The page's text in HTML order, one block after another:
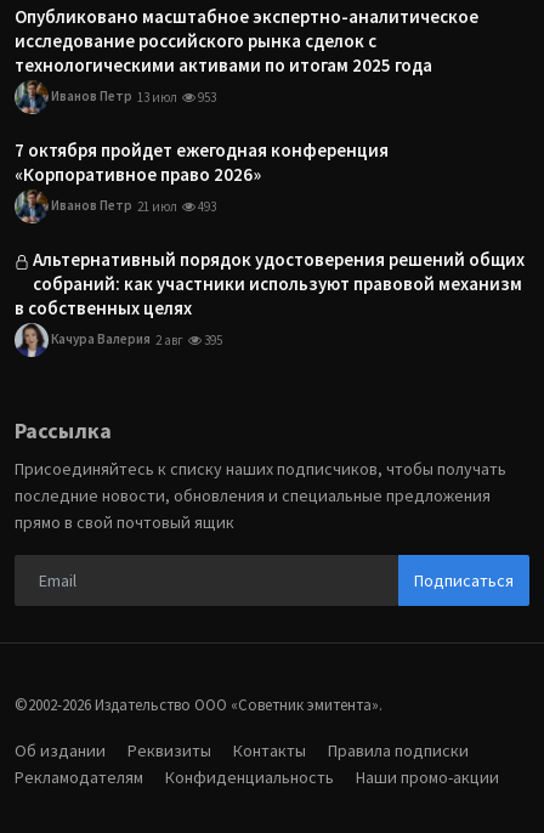
Опубликовано масштабное экспертно-аналитическое
исследование российского рынка сделок с
технологическими активами по итогам 2025 года
Иванов Петр 13 июл 953
7 октября пройдет ежегодная конференция
«Корпоративное право 2026»
Иванов Петр 21 июл 493
Альтернативный порядок удостоверения решений общих
собраний: как участники используют правовой механизм
в собственных целях
Качура Валерия 2 авг 395
Рассылка
Присоединяйтесь к списку наших подписчиков, чтобы получать
последние новости, обновления и специальные предложения
прямо в свой почтовый ящик
Подписаться
©2002-2026 Издательство ООО «‎Советник эмитента».
Об издании Реквизиты Контакты
Правила подписки
Рекламодателям
Конфиденциальность Наши промо-акции